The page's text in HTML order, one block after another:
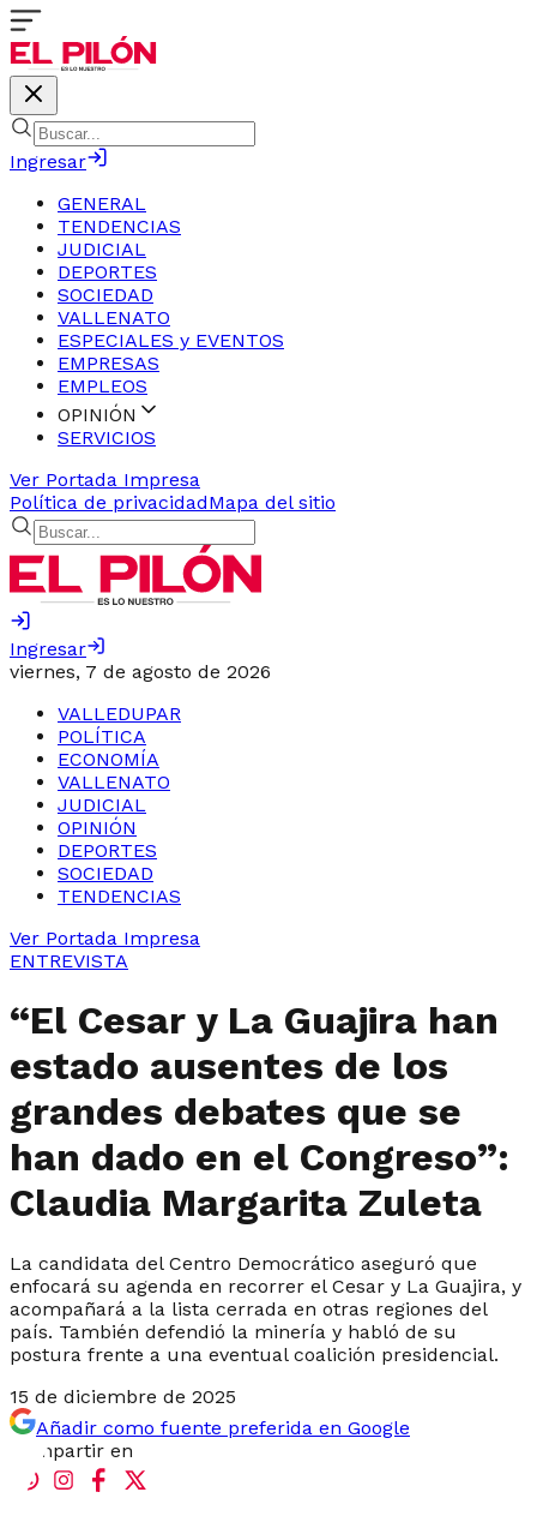
Ingresar
GENERAL
TENDENCIAS
JUDICIAL
DEPORTES
SOCIEDAD
VALLENATO
ESPECIALES y EVENTOS
EMPRESAS
EMPLEOS
OPINIÓN
SERVICIOS
Ver Portada Impresa
Política de privacidadMapa del sitio
Ingresar
viernes, 7 de agosto de 2026
VALLEDUPAR
POLÍTICA
ECONOMÍA
VALLENATO
JUDICIAL
OPINIÓN
DEPORTES
SOCIEDAD
TENDENCIAS
Ver Portada Impresa
ENTREVISTA
“El Cesar y La Guajira han
estado ausentes de los
grandes debates que se
han dado en el Congreso”:
Claudia Margarita Zuleta
La candidata del Centro Democrático aseguró que
enfocará su agenda en recorrer el Cesar y La Guajira, y
acompañará a la lista cerrada en otras regiones del
país. También defendió la minería y habló de su
postura frente a una eventual coalición presidencial.
15 de diciembre de 2025
Añadir como fuente preferida en Google
Compartir en